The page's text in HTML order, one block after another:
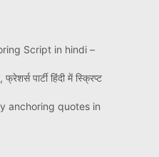
Script in hindi –
पार्टी हिंदी में स्क्रिप्ट
anchoring quotes in